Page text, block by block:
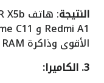
النتيجة
الأقوى وذاكرة RAM الأكبر.
3. الكاميرا: